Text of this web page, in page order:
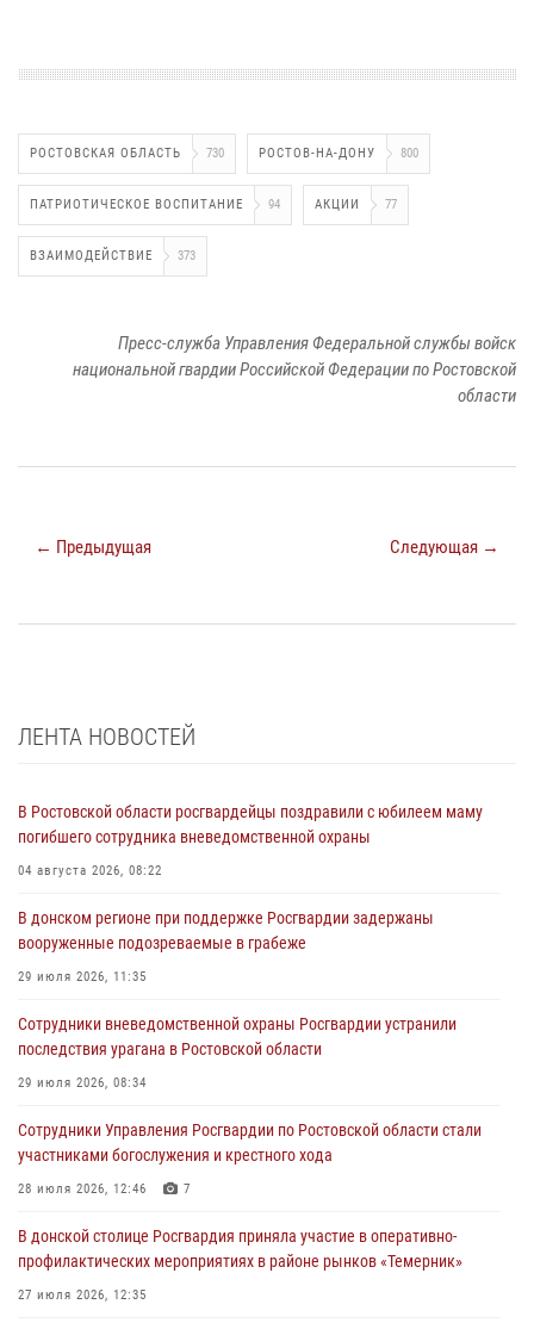
РОСТОВСКАЯ ОБЛАСТЬ 730 РОСТОВ-НА-ДОНУ 800
ПАТРИОТИЧЕСКОЕ ВОСПИТАНИЕ 94 АКЦИИ 77
ВЗАИМОДЕЙСТВИЕ 373
Пресс-служба Управления Федеральной службы войск
национальной гвардии Российской Федерации по Ростовской
области
← Предыдущая Следующая →
ЛЕНТА НОВОСТЕЙ
В Ростовской области росгвардейцы поздравили с юбилеем маму
погибшего сотрудника вневедомственной охраны
04 августа 2026, 08:22
В донском регионе при поддержке Росгвардии задержаны
вооруженные подозреваемые в грабеже
29 июля 2026, 11:35
Сотрудники вневедомственной охраны Росгвардии устранили
последствия урагана в Ростовской области
29 июля 2026, 08:34
Сотрудники Управления Росгвардии по Ростовской области стали
участниками богослужения и крестного хода
28 июля 2026, 12:46 7
В донской столице Росгвардия приняла участие в оперативно-
профилактических мероприятиях в районе рынков «Темерник»
27 июля 2026, 12:35